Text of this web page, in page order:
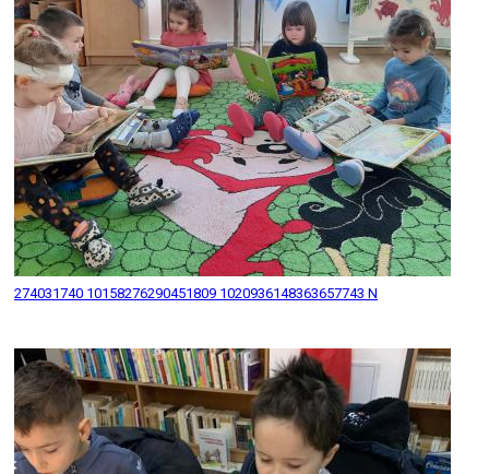
274031740 10158276290451809 1020936148363657743 N